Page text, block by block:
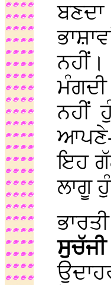
ਮੰਗਦੀ
ਨਹੀਂ
ਇਹ
ਲਾਗੂ